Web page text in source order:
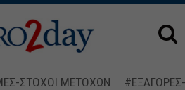
ΣΤΟΧΟΙ ΜΕΤΟΧΩΝ